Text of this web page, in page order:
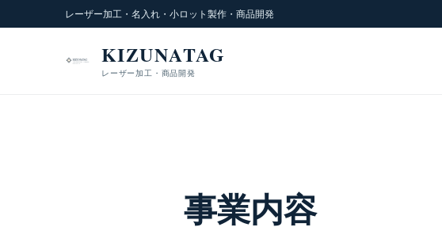
レーザー加工・名入れ・小ロット製作・商品開発
KIZUNATAG
レーザー加工・商品開発
事業内容